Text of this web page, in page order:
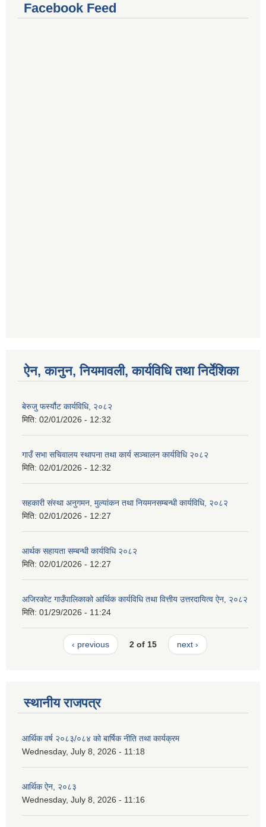
Facebook Feed
ऐन, कानुन, नियमावली, कार्यविधि तथा निर्देशिका
बेरुजु फर्स्यौट कार्यविधि, २०८२
मिति: 02/01/2026 - 12:32
गाउँ सभा सचिवालय स्थापना तथा कार्य सञ्चालन कार्यविधि २०८२
मिति: 02/01/2026 - 12:32
सहकारी संस्था अनुगमन, मुल्यांकन तथा नियमनसम्बन्धी कार्यविधि, २०८२
मिति: 02/01/2026 - 12:27
आर्थक सहायता सम्बन्धी कार्यविधि २०८२
मिति: 02/01/2026 - 12:27
अजिरकोट गाउँपालिकाको आर्थिक कार्यविधि तथा वित्तीय उत्तरदायित्व ऐन, २०८२
मिति: 01/29/2026 - 11:24
‹ previous 2 of 15 next ›
स्थानीय राजपत्र
आर्थिक वर्ष २०८३/०८४ को बार्षिक नीति तथा कार्यक्रम
Wednesday, July 8, 2026 - 11:18
आर्थिक ऐन, २०८३
Wednesday, July 8, 2026 - 11:16